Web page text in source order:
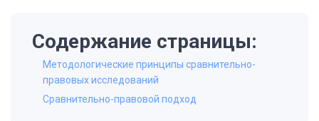
Содержание страницы:
Методологические принципы сравнительно-
правовых исследований
Сравнительно-правовой подход